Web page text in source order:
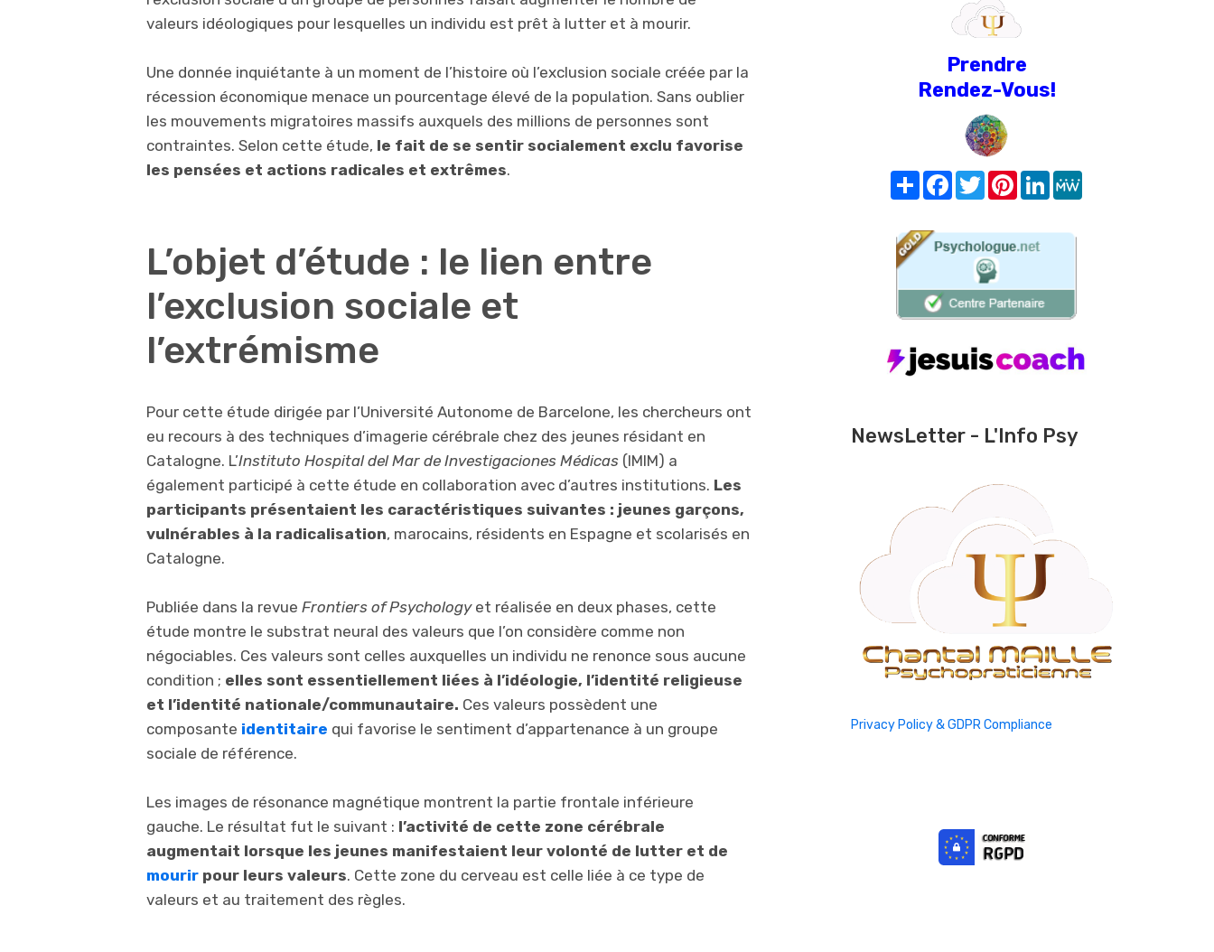
valeurs idéologiques pour lesquelles un individu est prêt à lutter et à mourir.
Une donnée inquiétante à un moment de l’histoire où l’exclusion sociale créée par la
récession économique menace un pourcentage élevé de la population. Sans oublier
les mouvements migratoires massifs auxquels des millions de personnes sont
contraintes. Selon cette étude, le fait de se sentir socialement exclu favorise
les pensées et actions radicales et extrêmes.
L’objet d’étude : le lien entre
l’exclusion sociale et
l’extrémisme
Pour cette étude dirigée par l’Université Autonome de Barcelone, les chercheurs ont
eu recours à des techniques d’imagerie cérébrale chez des jeunes résidant en
Catalogne. L’Instituto Hospital del Mar de Investigaciones Médicas (IMIM) a
également participé à cette étude en collaboration avec d’autres institutions. Les
participants présentaient les caractéristiques suivantes : jeunes garçons,
vulnérables à la radicalisation, marocains, résidents en Espagne et scolarisés en
Catalogne.
Publiée dans la revue Frontiers of Psychologyet réalisée en deux phases, cette
étude montre le substrat neural des valeurs que l’on considère comme non
négociables. Ces valeurs sont celles auxquelles un individu ne renonce sous aucune
condition ; elles sont essentiellement liées à l’idéologie, l’identité religieuse
et l’identité nationale/communautaire. Ces valeurs possèdent une
composante identitaire qui favorise le sentiment d’appartenance à un groupe
sociale de référence.
Les images de résonance magnétique montrent la partie frontale inférieure
gauche. Le résultat fut le suivant : l’activité de cette zone cérébrale
augmentait lorsque les jeunes manifestaient leur volonté de lutter et de
mourir pour leurs valeurs. Cette zone du cerveau est celle liée à ce type de
valeurs et au traitement des règles.
Prendre
Rendez-Vous!
Share FacebookTwitterPinterest
LinkedIn
NewsLetter - L'Info Psy
Privacy Policy & GDPR Compliance